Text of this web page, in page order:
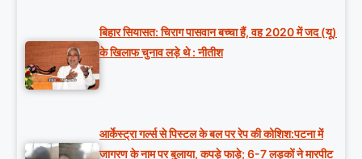
बिहार सियासत: चिराग पासवान बच्चा हैं, वह 2020 में जद (यू)
के खिलाफ चुनाव लड़े थे : नीतीश
आर्केस्ट्रा गर्ल्स से पिस्टल के बल पर रेप की कोशिश:पटना में
जागरण के नाम पर बुलाया, कपड़े फाड़े; 6-7 लड़कों ने मारपीट